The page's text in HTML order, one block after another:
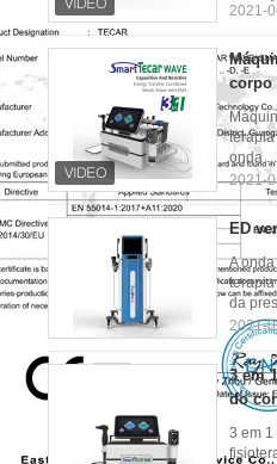
2021-
corpo
terapia
onda ...
2021-
ED
A
da
2021-
3 em
do
3 em